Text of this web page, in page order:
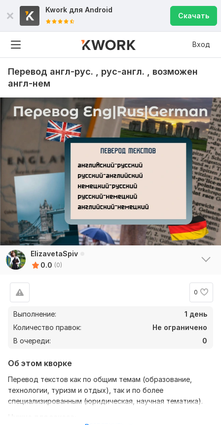
Kwork для Android
Скачать
Вход
Перевод англ-рус. , рус-англ. , возможен
англ-нем
ElizavetaSpiv
0.0 (0)
0
Выполнение:
1 день
Количество правок:
Не ограничено
В очереди:
0
Об этом кворке
Перевод текстов как по общим темам (образование,
технологии, туризм и отдых), так и по более
специализированным (юридическая, научная тематика).